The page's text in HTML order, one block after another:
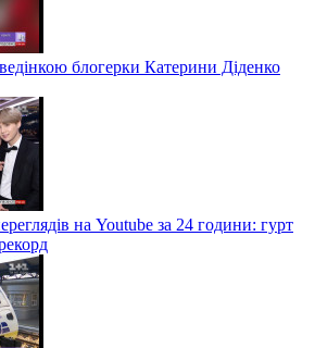
блогерки Катерини Діденко
на Youtube за 24 години: гурт